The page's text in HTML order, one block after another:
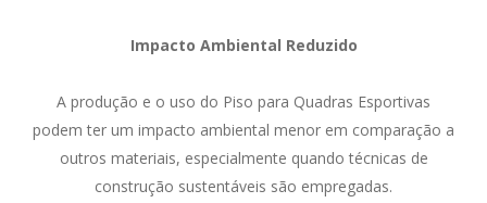
Impacto Ambiental Reduzido
A produção e o uso do Piso para Quadras Esportivas
podem ter um impacto ambiental menor em comparação a
outros materiais, especialmente quando técnicas de
construção sustentáveis são empregadas.